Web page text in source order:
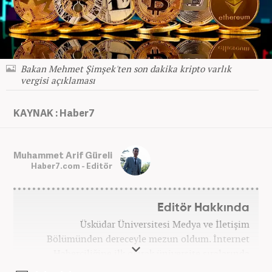
Bakan Mehmet Şimşek'ten son dakika kripto varlık
vergisi açıklaması
KAYNAK : Haber7
Muhammet Arif Güreli
Haber7.com - Editör
Editör Hakkında
Üsküdar Üniversitesi Medya ve İletişim
Bölümünden dereceyle mezun oldum. İnternet
Haberciliğine ilk olarak üniversite sıralarında